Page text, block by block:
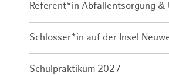
Referent*in Abfallentsorgung &
Schlosser*in auf der Insel
Schulpraktikum 2027